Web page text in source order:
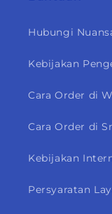
Hubungi
Kebijakan
Cara Order di
Cara Order di
Kebijakan
Persyaratan